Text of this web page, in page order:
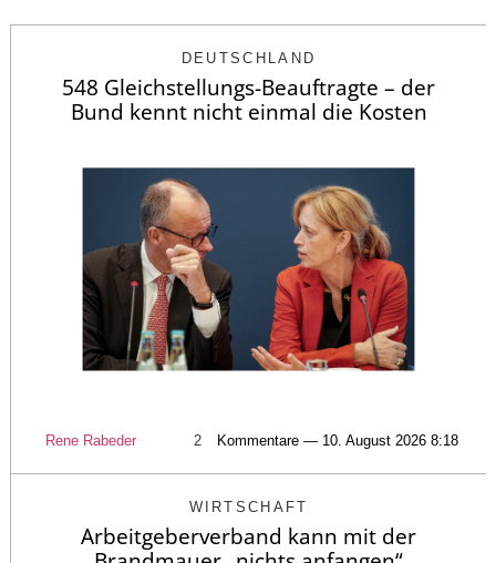
DEUTSCHLAND
548 Gleichstellungs-Beauftragte – der
Bund kennt nicht einmal die Kosten
Rene Rabeder 2 Kommentare — 10. August 2026 8:18
WIRTSCHAFT
Arbeitgeberverband kann mit der